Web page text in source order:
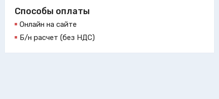
Способы оплаты
Онлайн на сайте
Б/н расчет (без НДС)